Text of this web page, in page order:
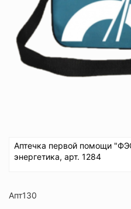
Аптечка первой помощи
энергетика, арт. 1284
Апт130